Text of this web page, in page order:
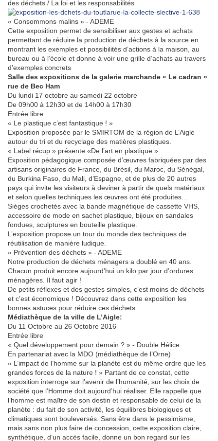
des déchets / La loi et les responsabilités
« Consommons malins » - ADEME
Cette exposition permet de sensibiliser aux gestes et achats
permettant de réduire la production de déchets à la source en
montrant les exemples et possibilités d’actions à la maison, au
bureau ou à l’école et donne à voir une grille d’achats au travers
d’exemples concrets
Salle des expositions de la galerie marchande « Le cadran »
rue de Bec Ham
Du lundi 17 octobre au samedi 22 octobre
De 09h00 à 12h30 et de 14h00 à 17h30
Entrée libre
« Le plastique c’est fantastique ! »
Exposition proposée par le SMIRTOM de la région de L’Aigle
autour du tri et du recyclage des matières plastiques.
« Label récup » présente «De l’art en plastique »
Exposition pédagogique composée d’œuvres fabriquées par des
artisans originaires de France, du Brésil, du Maroc, du Sénégal,
du Burkina Faso, du Mali, d’Espagne, et de plus de 20 autres
pays qui invite les visiteurs à deviner à partir de quels matériaux
et selon quelles techniques les œuvres ont été produites…
Sièges crochetés avec la bande magnétique de cassette VHS,
accessoire de mode en sachet plastique, bijoux en sandales
fondues, sculptures en bouteille plastique.
L’exposition propose un tour du monde des techniques de
réutilisation de manière ludique.
« Prévention des déchets » - ADEME
Notre production de déchets ménagers a doublé en 40 ans.
Chacun produit encore aujourd’hui un kilo par jour d’ordures
ménagères. Il faut agir !
De petits réflexes et des gestes simples, c’est moins de déchets
et c’est économique ! Découvrez dans cette exposition les
bonnes astuces pour réduire ces déchets.
Médiathèque de la ville de L’Aigle:
Du 11 Octobre au 26 Octobre 2016
Entrée libre
« Quel développement pour demain ? » - Double Hélice
En partenariat avec la MDO (médiathèque de l’Orne)
« L’impact de l’homme sur la planète est du même ordre que les
grandes forces de la nature ! » Partant de ce constat, cette
exposition interroge sur l’avenir de l’humanité, sur les choix de
société que l’Homme doit aujourd’hui réaliser. Elle rappelle que
l’homme est maître de son destin et responsable de celui de la
planète : du fait de son activité, les équilibres biologiques et
climatiques sont bouleversés. Sans être dans le pessimisme,
mais sans non plus faire de concession, cette exposition claire,
synthétique, d’un accès facile, donne un bon regard sur les